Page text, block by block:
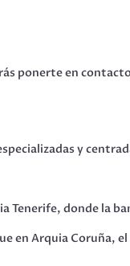
ponerte en
y
Tenerife, donde la
Arquia Coruña,